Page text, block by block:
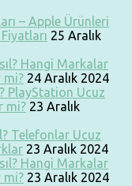
– Apple Ürünleri
25 Aralık
Hangi Markalar
mi? 24 Aralık 2024
PlayStation Ucuz
mi? 23 Aralık
Telefonlar Ucuz
23 Aralık 2024
Hangi Markalar
mi? 23 Aralık 2024